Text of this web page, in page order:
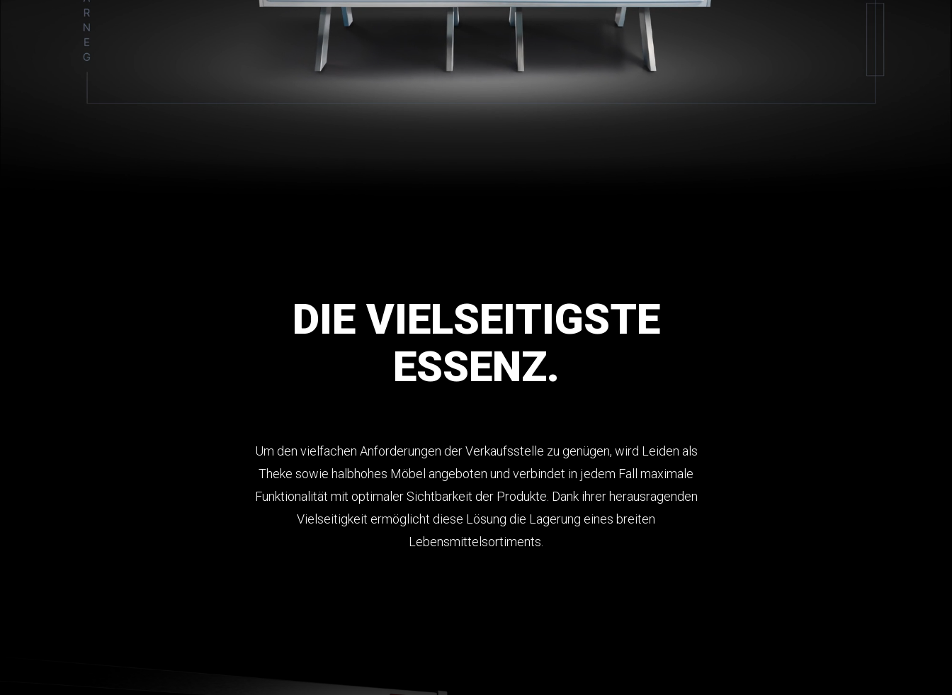
DIE VIELSEITIGSTE
ESSENZ.
Um den vielfachen Anforderungen der Verkaufsstelle zu genügen, wird Leiden als
Theke sowie halbhohes Möbel angeboten und verbindet in jedem Fall maximale
Funktionalität mit optimaler Sichtbarkeit der Produkte. Dank ihrer herausragenden
Vielseitigkeit ermöglicht diese Lösung die Lagerung eines breiten
Lebensmittelsortiments.